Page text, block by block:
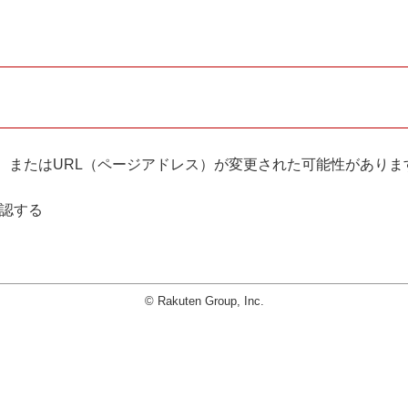
たはURL（ページアドレス）が変更された可能性がありま
する
© Rakuten Group, Inc.